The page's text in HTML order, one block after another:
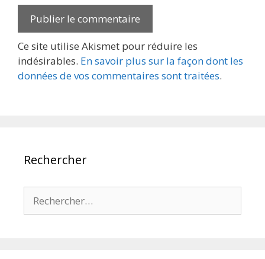
Ce site utilise Akismet pour réduire les
indésirables. En savoir plus sur la façon dont les
données de vos commentaires sont traitées.
Rechercher